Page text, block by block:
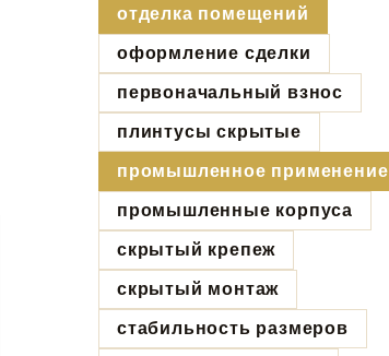
отделка помещений
оформление сделки
первоначальный взнос
плинтусы скрытые
промышленное применение
промышленные корпуса
скрытый крепеж
скрытый монтаж
стабильность размеров